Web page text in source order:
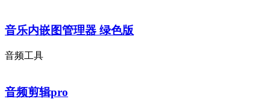
音乐内嵌图管理器 绿色版
音频工具
音频剪辑pro